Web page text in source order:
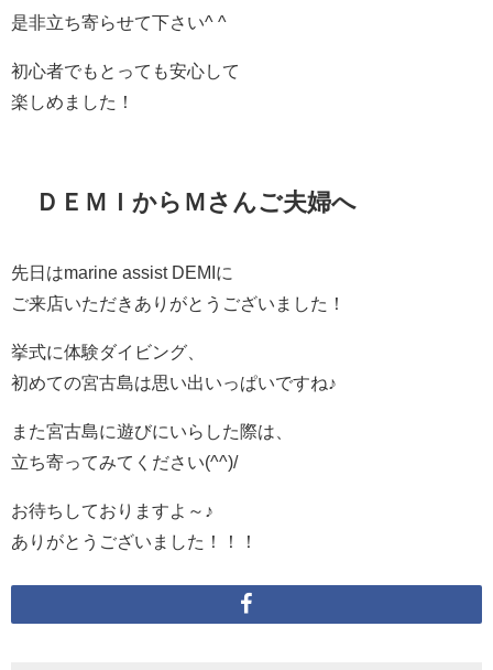
是非立ち寄らせて下さい^ ^
初心者でもとっても安心して
楽しめました！
ＤＥＭＩからＭさんご夫婦へ
先日はmarine assist DEMIに
ご来店いただきありがとうございました！
挙式に体験ダイビング、
初めての宮古島は思い出いっぱいですね♪
また宮古島に遊びにいらした際は、
立ち寄ってみてください(^^)/
お待ちしておりますよ～♪
ありがとうございました！！！